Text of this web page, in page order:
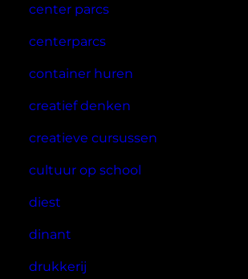
center parcs
centerparcs
container huren
creatief denken
creatieve cursussen
cultuur op school
diest
dinant
drukkerij